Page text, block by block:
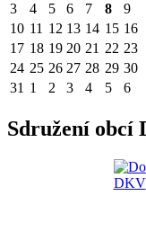
3
4 5 6 7 8
9
10 11 12 13 14 15 16
17 18 19 20 21 22 23
24 25 26 27 28 29 30
31 1 2 3 4 5 6
Sdružení obcí